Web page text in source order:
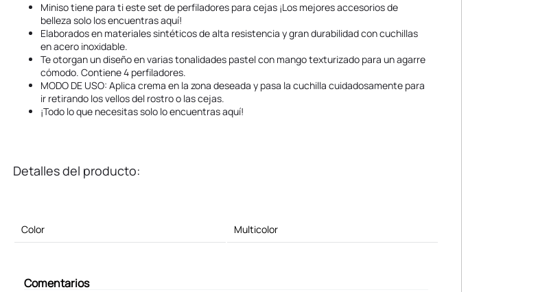
Miniso tiene para ti este set de perfiladores para cejas ¡Los mejores accesorios de
belleza solo los encuentras aquí!
Elaborados en materiales sintéticos de alta resistencia y gran durabilidad con cuchillas
en acero inoxidable.
Te otorgan un diseño en varias tonalidades pastel con mango texturizado para un agarre
cómodo. Contiene 4 perfiladores.
MODO DE USO: Aplica crema en la zona deseada y pasa la cuchilla cuidadosamente para
ir retirando los vellos del rostro o las cejas.
¡Todo lo que necesitas solo lo encuentras aquí!
Detalles del producto:
Color Multicolor
Comentarios